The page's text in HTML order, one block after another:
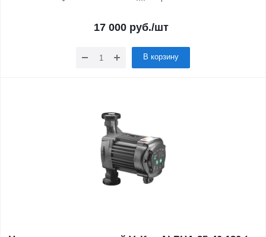
17 000руб./шт
В корзину